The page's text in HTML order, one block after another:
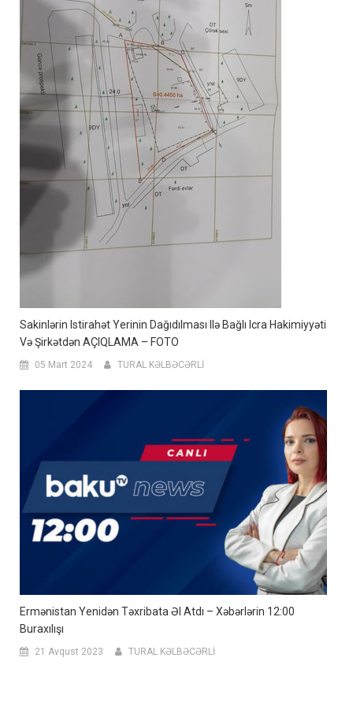
Sakinlərin Istirahət Yerinin Dağıdılması Ilə Bağlı Icra Hakimiyyəti
Və Şirkətdən AÇIQLAMA – FOTO
05 Mart 2024 TURAL KƏLBƏCƏRLİ
Ermənistan Yenidən Təxribata Əl Atdı – Xəbərlərin 12:00
Buraxılışı
21 Avqust 2023 TURAL KƏLBƏCƏRLİ